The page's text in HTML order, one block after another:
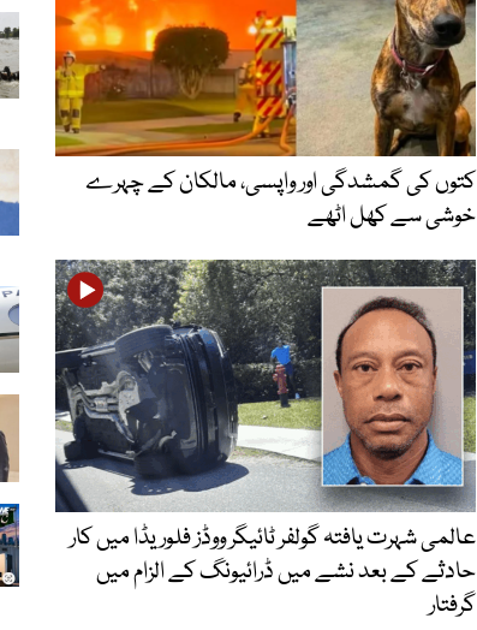
کتوں کی گمشدگی اور واپسی، مالکان کے چہرے
خوشی سے کھل اٹھے
عالمی شہرت یافتہ گولفر ٹائیگر ووڈز فلوریڈا میں کار
حادثے کے بعد نشے میں ڈرائیونگ کے الزام میں
گرفتار